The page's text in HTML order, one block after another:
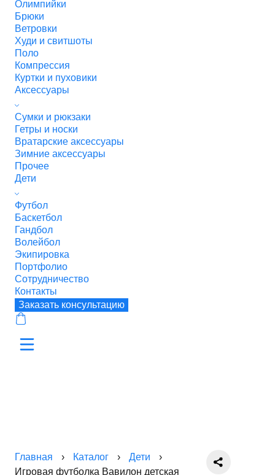
Олимпийки
Брюки
Ветровки
Худи и свитшоты
Поло
Компрессия
Куртки и пуховики
Аксессуары
Сумки и рюкзаки
Гетры и носки
Вратарские аксессуары
Зимние аксессуары
Прочее
Дети
Футбол
Баскетбол
Гандбол
Волейбол
Экипировка
Портфолио
Сотрудничество
Контакты
Заказать консультацию
Главная › Каталог › Дети
›
Игровая футболка Вавилон детская